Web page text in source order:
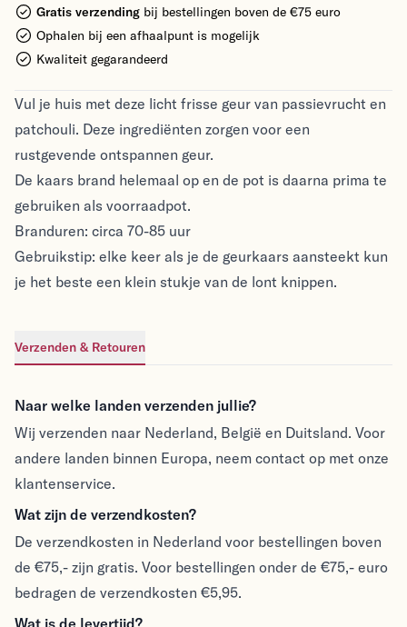
Gratis verzending bij bestellingen boven de €75 euro
Ophalen bij een afhaalpunt is mogelijk
Kwaliteit gegarandeerd
Vul je huis met deze licht frisse geur van passievrucht en
patchouli. Deze ingrediënten zorgen voor een
rustgevende ontspannen geur.
De kaars brand helemaal op en de pot is daarna prima te
gebruiken als voorraadpot.
Branduren: circa 70-85 uur
Gebruikstip: elke keer als je de geurkaars aansteekt kun
je het beste een klein stukje van de lont knippen.
Verzenden & Retouren
Verzenden & Retouren
Naar welke landen verzenden jullie?
Wij verzenden naar Nederland, België en Duitsland. Voor
andere landen binnen Europa, neem contact op met onze
klantenservice.
Wat zijn de verzendkosten?
De verzendkosten in Nederland voor bestellingen boven
de €75,- zijn gratis. Voor bestellingen onder de €75,- euro
bedragen de verzendkosten €5,95.
Wat is de levertijd?